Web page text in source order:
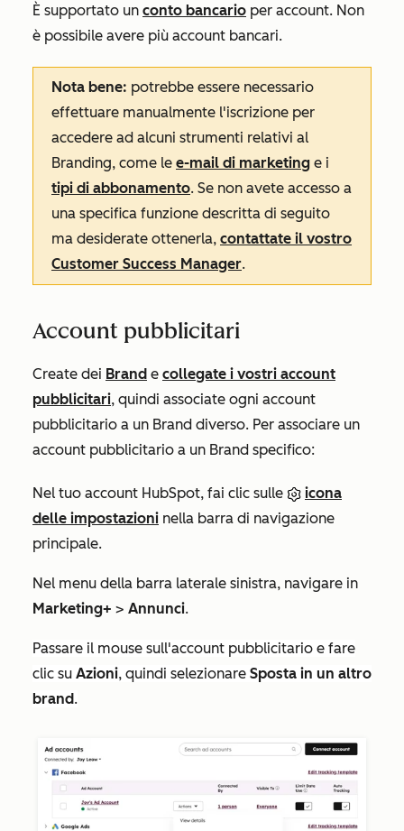
È supportato un conto bancario per account. Non
è possibile avere più account bancari.
Nota bene: potrebbe essere necessario
effettuare manualmente l'iscrizione per
accedere ad alcuni strumenti relativi al
Branding, come le e-mail di marketing e i
tipi di abbonamento. Se non avete accesso a
una specifica funzione descritta di seguito
ma desiderate ottenerla, contattate il vostro
Customer Success Manager.
Account pubblicitari
Create dei Brand e collegate i vostri account
pubblicitari, quindi associate ogni account
pubblicitario a un Brand diverso. Per associare un
account pubblicitario a un Brand specifico:
Nel tuo account HubSpot, fai clic sulle
icona
delle impostazioni nella barra di navigazione
principale.
Nel menu della barra laterale sinistra, navigare in
Marketing+ > Annunci.
Passare il mouse sull'account pubblicitario e fare
clic su Azioni, quindi selezionare Sposta in un altro
brand.